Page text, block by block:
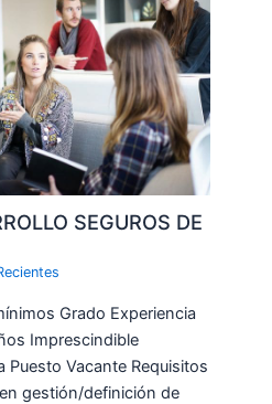
SEGUROS DE
Grado Experiencia
Imprescindible
Puesto Vacante Requisitos
gestión/definición de